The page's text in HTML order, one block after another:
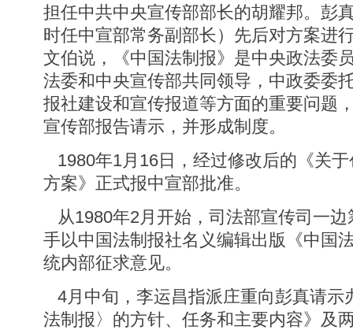
担任中共中央宣传部部长的胡耀邦。彭
时任中宣部常务副部长）先后对方案进
文伯说，《中国法制报》是中央政法委
法委和中央宣传部共同领导，中政委委
报社建设和宣传报道等方面的重要问题
宣传部报告请示，并形成制度。
1980年1月16日，经过修改后的《关
方案》正式报中宣部批准。
从1980年2月开始，司法部宣传司一
手以中国法制报社名义编辑出版《中国
统内部征求意见。
4月中旬，李运昌指派庄重向彭真请示
法制报〉的方针、任务和主要内容》及